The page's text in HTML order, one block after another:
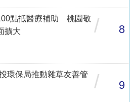
點抵醫療補助 桃園敬
擴大
/ 8
環保局推動雜草友善管
/ 9